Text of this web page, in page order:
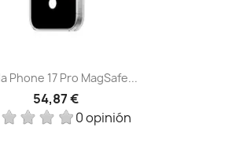
Phone 17 Pro MagSafe...
54,87 €
0 opinión